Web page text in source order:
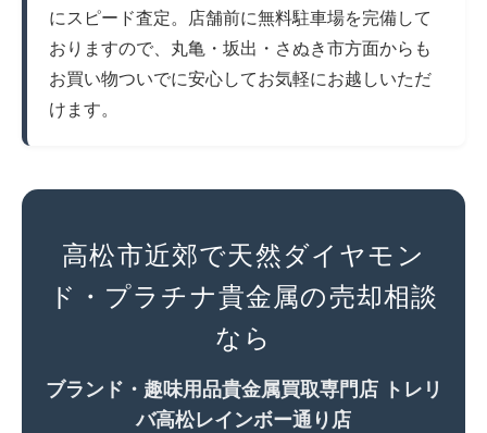
にスピード査定。店舗前に無料駐車場を完備して
おりますので、丸亀・坂出・さぬき市方面からも
お買い物ついでに安心してお気軽にお越しいただ
けます。
高松市近郊で天然ダイヤモン
ド・プラチナ貴金属の売却相談
なら
ブランド・趣味用品貴金属買取専門店 トレリ
バ高松レインボー通り店